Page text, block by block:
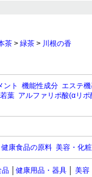
茶 > 緑茶 > 川根の香
ント 機能性成分 エステ
葉 アルファリポ酸(αリポ
健康食品の原料 美容・化
品 健康用品・器具 美容